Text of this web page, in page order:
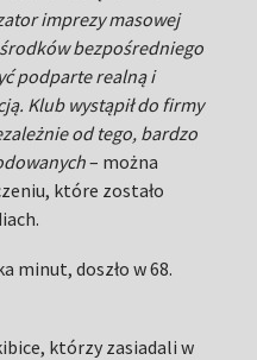
imprezy masowej
bezpośredniego
podparte realną i
Klub wystąpił do firmy
od tego, bardzo
– można
które zostało
minut, doszło w 68.
którzy zasiadali w